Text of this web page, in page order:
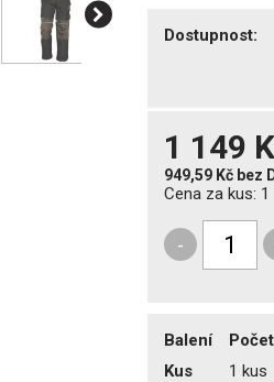
Dostupnost:
1 149
949,59 Kč bez
Cena za kus: 1
-
Balení
Kus
1 kus